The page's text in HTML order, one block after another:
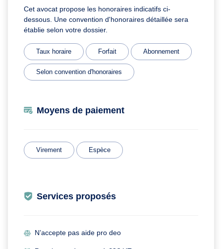
Cet avocat propose les honoraires indicatifs ci-
dessous. Une convention d'honoraires détaillée sera
établie selon votre dossier.
Taux horaire Forfait Abonnement
Selon convention d'honoraires
Moyens de paiement
Virement Espèce
Services proposés
N’accepte pas aide pro deo